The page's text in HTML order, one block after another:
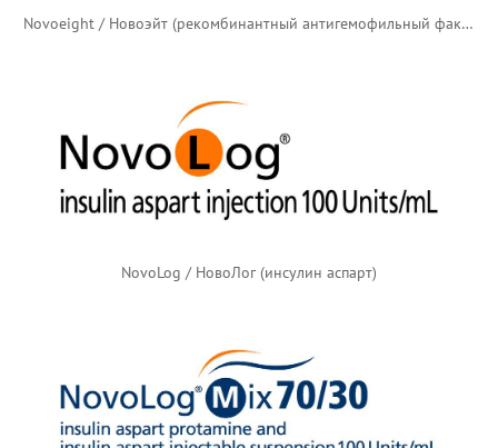
Novoeight / Новоэйт (рекомбинантный антигемофильный фактор)
NovoLog / НовоЛог (инсулин аспарт)